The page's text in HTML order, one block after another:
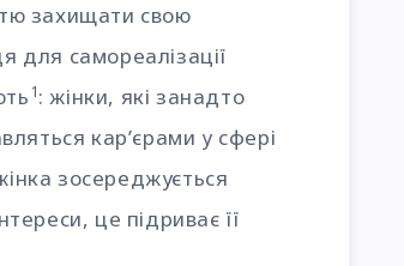
захищати свою
для самореалізації
1: жінки, які занадто
кар’єрами у сфері
зосереджується
це підриває її